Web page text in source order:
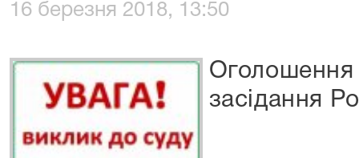
16 березня 2018, 13:50
Оголошення
засідання